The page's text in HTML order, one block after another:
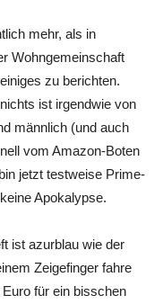
mehr, als in
Wohngemeinschaft
zu berichten.
ist irgendwie von
männlich (und auch
vom Amazon-Boten
jetzt testweise Prime-
Apokalypse.
ist azurblau wie der
Zeigefinger fahre
für ein bisschen